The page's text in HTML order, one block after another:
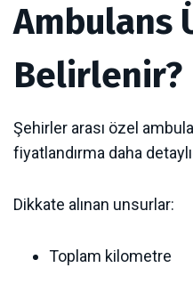
Ambulans
Belirlenir?
Şehirler arası özel
fiyatlandırma daha
Dikkate alınan unsurlar:
Toplam kilometre